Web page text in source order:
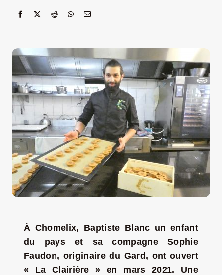
ÉTUDIER EN VELAY
LE VELAY RECRUTE
LA ROUTE DES PRODUCTEURS
NOUS CONTACTER
Rechercher:
À Chomelix, Baptiste Blanc un enfant
du pays et sa compagne Sophie
Faudon, originaire du Gard, ont ouvert
« La Clairière » en mars 2021. Une